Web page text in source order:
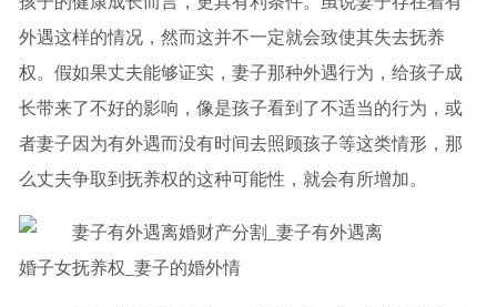
外遇这样的情况，然而这并不一定就会致使其失去抚养
权。假如果丈夫能够证实，妻子那种外遇行为，给孩子成
长带来了不好的影响，像是孩子看到了不适当的行为，或
者妻子因为有外遇而没有时间去照顾孩子等这类情形，那
么丈夫争取到抚养权的这种可能性，就会有所增加。